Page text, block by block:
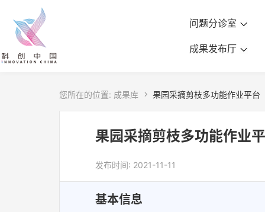
问题分诊室
成果发布厅
您所在的位置: 成果库  果园采摘剪枝多功能作业平台
果园采摘剪枝多功能作业
发布时间: 2021-11-11
基本信息